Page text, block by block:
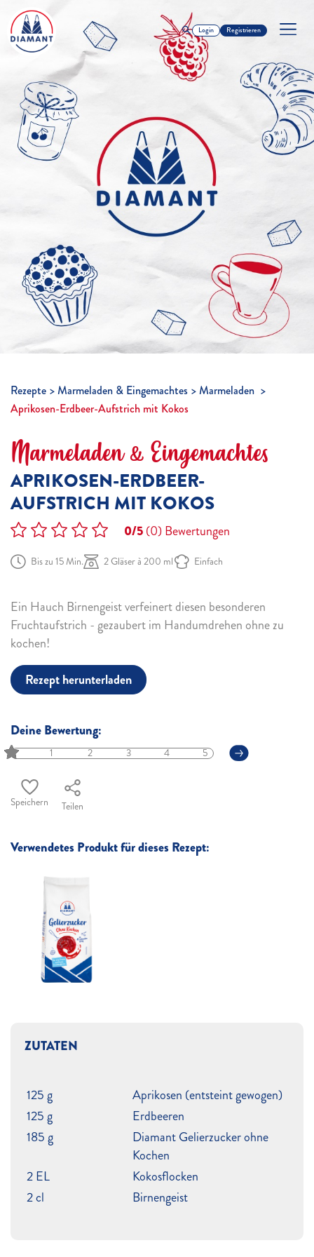
Login Registrieren
Rezepte Marmeladen & Eingemachtes
Marmeladen
Aprikosen-Erdbeer-Aufstrich mit Kokos
Marmeladen & Eingemachtes
APRIKOSEN-ERDBEER-
AUFSTRICH MIT KOKOS
0/5(0)Bewertungen
Bis zu 15 Min. 2 Gläser à 200 ml Einfach
Ein Hauch Birnengeist verfeinert diesen besonderen
Fruchtaufstrich - gezaubert im Handumdrehen ohne zu
kochen!
Rezept herunterladen
Deine Bewertung:
1 2 3 4 5
Speichern Teilen
Verwendetes Produkt für dieses Rezept:
ZUTATEN
125 g
Aprikosen (entsteint gewogen)
125 g
Erdbeeren
185 g
Diamant Gelierzucker ohne
Kochen
2 EL
Kokosflocken
2 cl
Birnengeist